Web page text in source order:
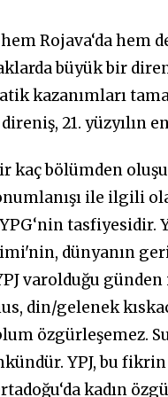
Rojava‘da hem
büyük bir
kazanımları
21. yüzyılın
kaç bölümden
ile ilgili
tasfiyesidir.
dünyanın
varolduğu
din/gelenek
özgürleşemez.
YPJ, bu
kadın